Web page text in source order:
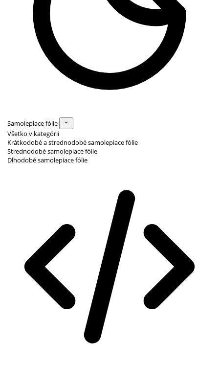
Samolepiace fólie
Všetko v kategórii
Krátkodobé a strednodobé samolepiace fólie
Strednodobé samolepiace fólie
Dlhodobé samolepiace fólie